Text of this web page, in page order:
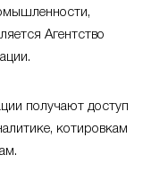
Агентство
получают доступ
котировкам